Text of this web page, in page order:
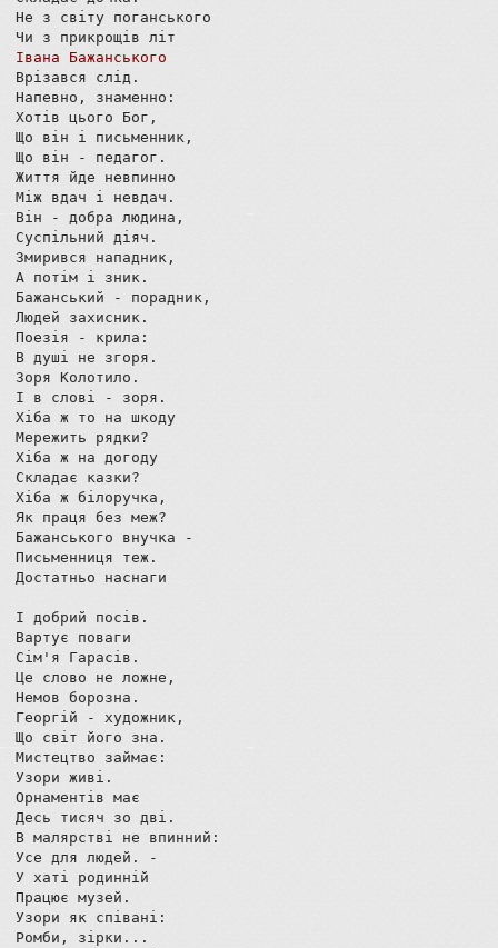
Не з світу поганського
Івана Бажанського
Врізався слід.
Напевно, знаменно:
Хотів цього Бог,
Що він і письменник,
Що він - педагог.
Життя йде невпинно
Між вдач і невдач.
Він - добра людина,
Суспільний діяч.
Змирився нападник,
А потім і зник.
Бажанський - порадник,
Людей захисник.
Поезія - крила:
В душі не згоря.
Зоря Колотило.
І в слові - зоря.
Хіба ж то на шкоду
Мережить рядки?
Хіба ж на догоду
Складає казки?
Хіба ж білоручка,
Як праця без меж?
Бажанського внучка -
Письменниця теж.
Достатньо наснаги
І добрий посів.
Вартує поваги
Сім'я Гарасів.
Це слово не ложне,
Немов борозна.
Георгій - художник,
Що світ його зна.
Мистецтво займає:
Узори живі.
Орнаментів має
Десь тисяч зо дві.
В малярстві не впинний:
Усе для людей. -
У хаті родинній
Працює музей.
Узори як співані:
Ромби, зірки...